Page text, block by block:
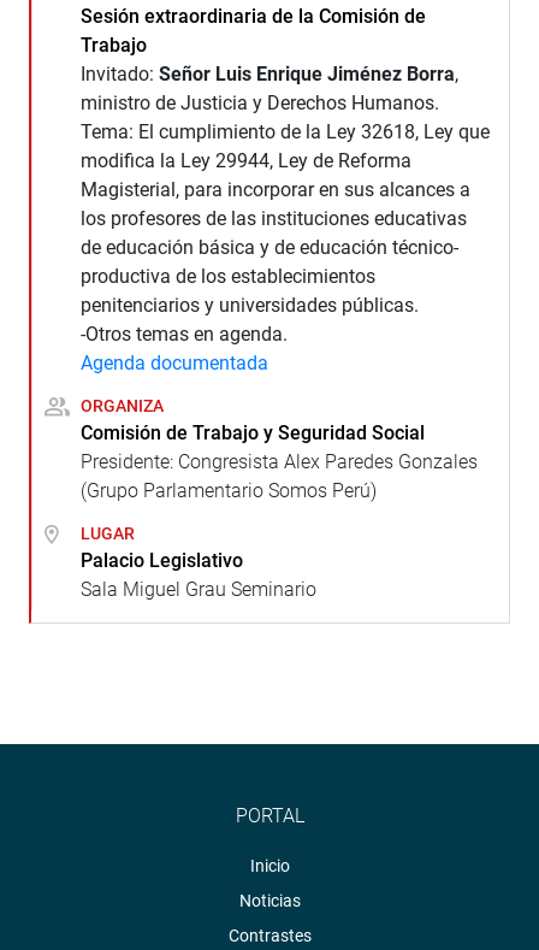
Sesión extraordinaria de la Comisión de
Trabajo
Invitado: Señor Luis Enrique Jiménez Borra,
ministro de Justicia y Derechos Humanos.
Tema: El cumplimiento de la Ley 32618, Ley que
modifica la Ley 29944, Ley de Reforma
Magisterial, para incorporar en sus alcances a
los profesores de las instituciones educativas
de educación básica y de educación técnico-
productiva de los establecimientos
penitenciarios y universidades públicas.
-Otros temas en agenda.
Agenda documentada
ORGANIZA
Comisión de Trabajo y Seguridad Social
Presidente: Congresista Alex Paredes Gonzales
(Grupo Parlamentario Somos Perú)
LUGAR
Palacio Legislativo
Sala Miguel Grau Seminario
PORTAL
Inicio
Noticias
Contrastes